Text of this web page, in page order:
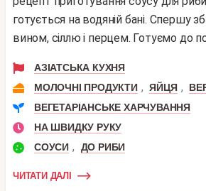
готується на водяній бані. Спершу
вином, сіллю і перцем. Готуємо до
АЗІАТСЬКА КУХНЯ
МОЛОЧНІ ПРОДУКТИ , ЯЙЦЯ ,
ВЕГЕТАРІАНСЬКЕ ХАРЧУВАННЯ
НА ШВИДКУ РУКУ
СОУСИ , ДО РИБИ
ЧИТАТИ ДАЛІ